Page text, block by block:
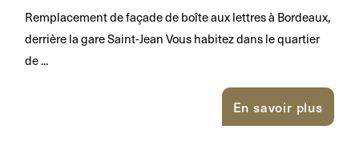
Remplacement de façade de boîte aux lettres à Bordeaux,
derrière la gare Saint-Jean Vous habitez dans le quartier
de ...
En savoir plus